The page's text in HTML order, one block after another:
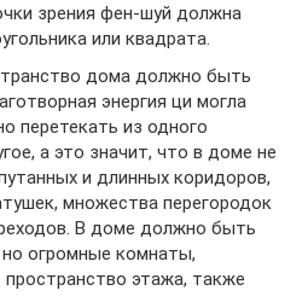
зрения фен-шуй должна
или квадрата.
дома должно быть
энергия ци могла
перетекать из одного
а это значит, что в доме не
и длинных коридоров,
множества перегородок
В доме должно быть
огромные комнаты,
этажа, также